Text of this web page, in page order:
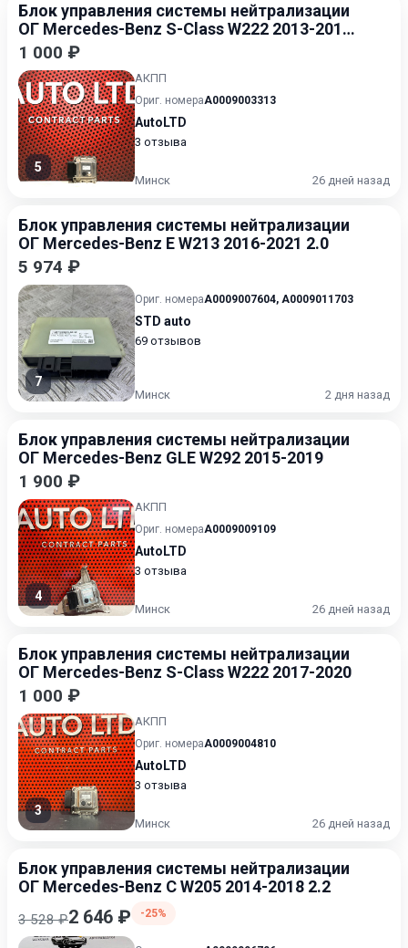
Блок управления системы нейтрализации
ОГ Mercedes-Benz S-Class W222 2013-2017
0.6
1 000 ₽
5
АКПП
Ориг. номераA0009003313
AutoLTD
3 отзыва
Минск 26 дней назад
Блок управления системы нейтрализации
ОГ Mercedes-Benz E W213 2016-2021 2.0
5 974 ₽
7
Ориг. номераA0009007604, A0009011703
STD auto
69 отзывов
Минск 2 дня назад
Блок управления системы нейтрализации
ОГ Mercedes-Benz GLE W292 2015-2019
1 900 ₽
4
АКПП
Ориг. номераA0009009109
AutoLTD
3 отзыва
Минск 26 дней назад
Блок управления системы нейтрализации
ОГ Mercedes-Benz S-Class W222 2017-2020
1 000 ₽
3
АКПП
Ориг. номераA0009004810
AutoLTD
3 отзыва
Минск 26 дней назад
Блок управления системы нейтрализации
ОГ Mercedes-Benz C W205 2014-2018 2.2
3 528 ₽2 646 ₽ -25%